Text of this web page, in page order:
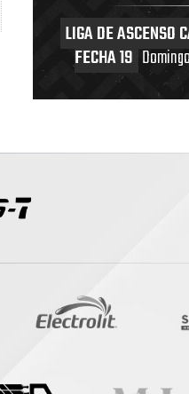
LIGA DE ASCENSO
FECHA 19